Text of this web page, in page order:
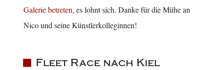
Galerie betreten, es lohnt sich. Danke für die Mühe an
Nico und seine Künstlerkolleginnen!
Fleet Race nach Kiel